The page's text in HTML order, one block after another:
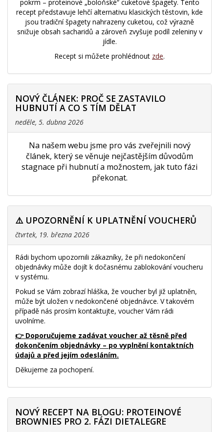
pokrm – proteinové „boloňské“ cuketové špagety. Tento
recept představuje lehčí alternativu klasických těstovin, kde
jsou tradiční špagety nahrazeny cuketou, což výrazně
snižuje obsah sacharidů a zároveň zvyšuje podíl zeleniny v
jídle.
Recept si můžete prohlédnout zde.
NOVÝ ČLÁNEK: PROČ SE ZASTAVILO
HUBNUTÍ A CO S TÍM DĚLAT
neděle, 5. dubna 2026
Na našem webu jsme pro vás zveřejnili nový
článek, který se věnuje nejčastějším důvodům
stagnace při hubnutí a možnostem, jak tuto fázi
překonat.
⚠️ UPOZORNĚNÍ K UPLATNĚNÍ VOUCHERŮ
čtvrtek, 19. března 2026
Rádi bychom upozornili zákazníky, že při nedokončení
objednávky může dojít k dočasnému zablokování voucheru
v systému.
Pokud se Vám zobrazí hláška, že voucher byl již uplatněn,
může být uložen v nedokončené objednávce. V takovém
případě nás prosím kontaktujte, voucher Vám rádi
uvolníme.
👉 Doporučujeme zadávat voucher až těsně před
dokončením objednávky – po vyplnění kontaktních
údajů a před jejím odesláním.
Děkujeme za pochopení.
NOVÝ RECEPT NA BLOGU: PROTEINOVÉ
BROWNIES PRO 2. FÁZI DIETALEGRE